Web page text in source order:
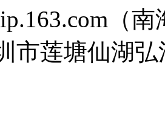
（南
市莲塘仙湖弘